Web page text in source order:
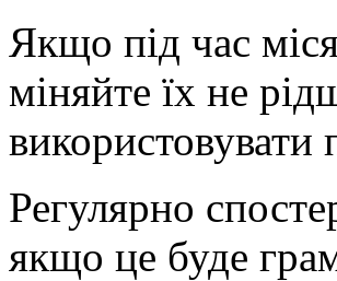
Якщо під час
міняйте їх не
використовувати
Регулярно
якщо це буде